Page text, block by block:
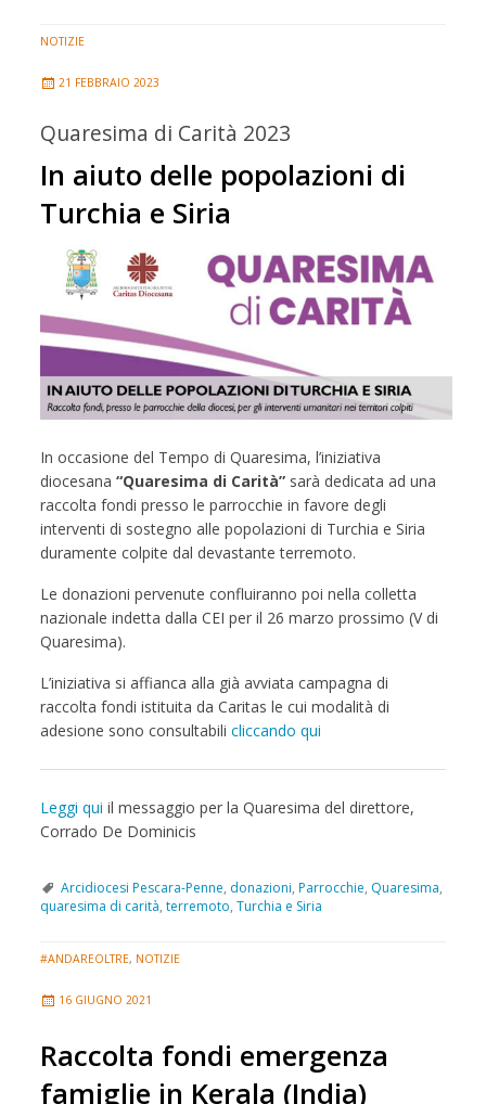
NOTIZIE
21 FEBBRAIO 2023
Quaresima di Carità 2023
In aiuto delle popolazioni di
Turchia e Siria
In occasione del Tempo di Quaresima, l’iniziativa
diocesana“Quaresima di Carità” sarà dedicata ad una
raccolta fondi presso le parrocchie in favore degli
interventi di sostegno alle popolazioni di Turchia e Siria
duramente colpite dal devastante terremoto.
Le donazioni pervenute confluiranno poi nella colletta
nazionale indetta dalla CEI per il 26 marzo prossimo (V di
Quaresima).
L’iniziativa si affianca alla già avviata campagna di
raccolta fondi istituita da Caritas le cui modalità di
adesione sono consultabilicliccando qui
Leggi qui il messaggio per la Quaresima del direttore,
Corrado De Dominicis
Arcidiocesi Pescara-Penne, donazioni,Parrocchie, Quaresima,
quaresima di carità,terremoto,Turchia e Siria
#ANDAREOLTRE, NOTIZIE
16 GIUGNO 2021
Raccolta fondi emergenza
famiglie in Kerala (India)